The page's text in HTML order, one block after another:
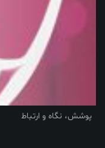
پوشش، نگاه و ارتباط